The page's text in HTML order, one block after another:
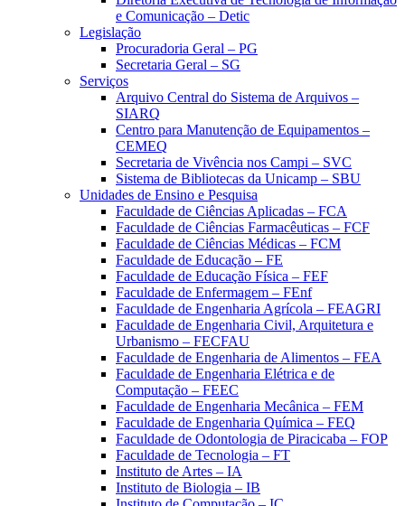
e Comunicação – Detic
Legislação
Procuradoria Geral – PG
Secretaria Geral – SG
Serviços
Arquivo Central do Sistema de Arquivos –
SIARQ
Centro para Manutenção de Equipamentos –
CEMEQ
Secretaria de Vivência nos Campi – SVC
Sistema de Bibliotecas da Unicamp – SBU
Unidades de Ensino e Pesquisa
Faculdade de Ciências Aplicadas – FCA
Faculdade de Ciências Farmacêuticas – FCF
Faculdade de Ciências Médicas – FCM
Faculdade de Educação – FE
Faculdade de Educação Física – FEF
Faculdade de Enfermagem – FEnf
Faculdade de Engenharia Agrícola – FEAGRI
Faculdade de Engenharia Civil, Arquitetura e
Urbanismo – FECFAU
Faculdade de Engenharia de Alimentos – FEA
Faculdade de Engenharia Elétrica e de
Computação – FEEC
Faculdade de Engenharia Mecânica – FEM
Faculdade de Engenharia Química – FEQ
Faculdade de Odontologia de Piracicaba – FOP
Faculdade de Tecnologia – FT
Instituto de Artes – IA
Instituto de Biologia – IB